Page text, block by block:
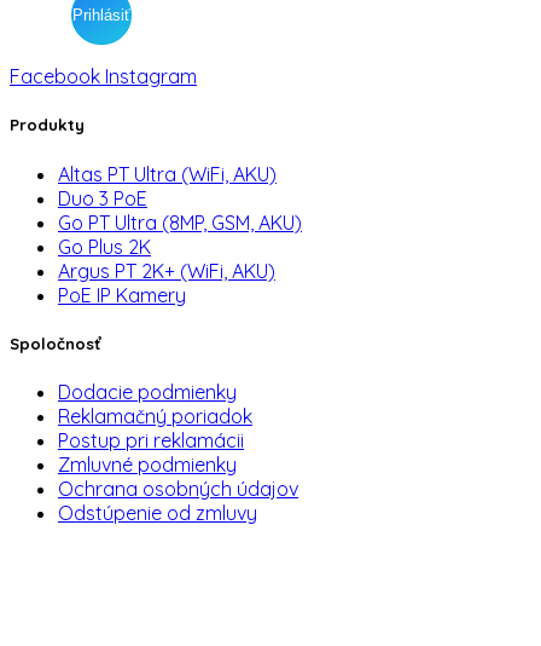
Facebook Instagram
Produkty
Altas PT Ultra (WiFi, AKU)
Duo 3 PoE
Go PT Ultra (8MP, GSM, AKU)
Go Plus 2K
Argus PT 2K+ (WiFi, AKU)
PoE IP Kamery
Spoločnosť
Dodacie podmienky
Reklamačný poriadok
Postup pri reklamácii
Zmluvné podmienky
Ochrana osobných údajov
Odstúpenie od zmluvy